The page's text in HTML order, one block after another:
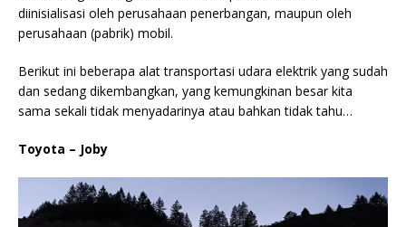
diinisialisasi oleh perusahaan penerbangan, maupun oleh
perusahaan (pabrik) mobil.
Berikut ini beberapa alat transportasi udara elektrik yang sudah
dan sedang dikembangkan, yang kemungkinan besar kita
sama sekali tidak menyadarinya atau bahkan tidak tahu…
Toyota – Joby